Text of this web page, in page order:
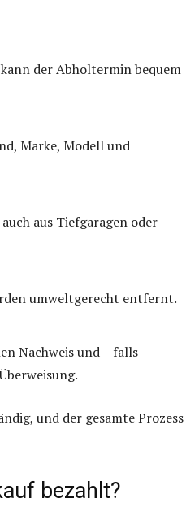
der Abholtermin bequem
Marke, Modell und
aus Tiefgaragen oder
umweltgerecht entfernt.
Nachweis und – falls
und der gesamte Prozess
bezahlt?